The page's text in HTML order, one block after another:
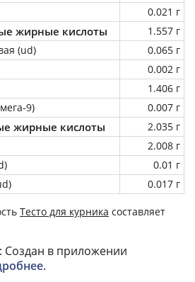
0.021 г
жирные кислоты
1.557 г
(ud)
0.065 г
0.002 г
1.406 г
9)
0.007 г
жирные кислоты
2.035 г
2.008 г
0.01 г
0.017 г
Тесто для курника составляет
Создан в приложении
.